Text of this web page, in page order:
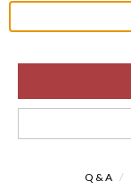
Q & A /